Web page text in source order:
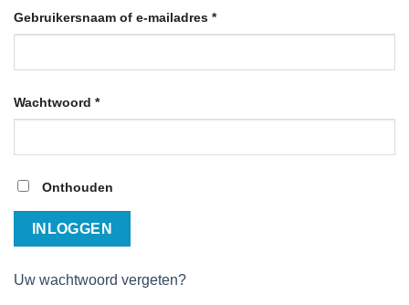
Gebruikersnaam of e-mailadres *
Wachtwoord *
Onthouden
INLOGGEN
Uw wachtwoord vergeten?